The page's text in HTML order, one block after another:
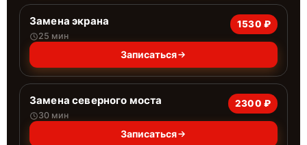
Замена экрана
25 мин
1530 ₽
Записаться
Замена северного моста
30 мин
2300 ₽
Записаться